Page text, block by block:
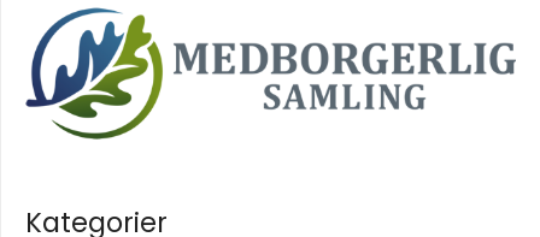
Kategorier